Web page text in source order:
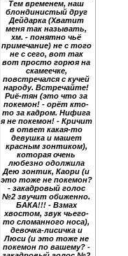
Тем временем, наш
блондинистый друг
Дейдарка (Хватит
меня так называть,
хм. - понятно чьё
примечание) не с того
не с сего, вот так
вот просто горюя на
скамеечке,
повстречался с кучей
народу. Встречайте!
Риё-тян (это что за
покемон! - орёт кто-
то за кадром. Нифига
я не покемон! - Кричит
в ответ какая-то
девушка и машет
красным зонтиком),
которая очень
любезно одолжила
Дею зонтик, Каори (и
это тоже не покемон?
- закадровый голос
№2 звучит обиженно.
БАКА!!! - Взмах
хвостом, звук чьего-
то сломанного носа),
девочка-лисичка и
Люси (и это тоже не
покемон по вашему? -